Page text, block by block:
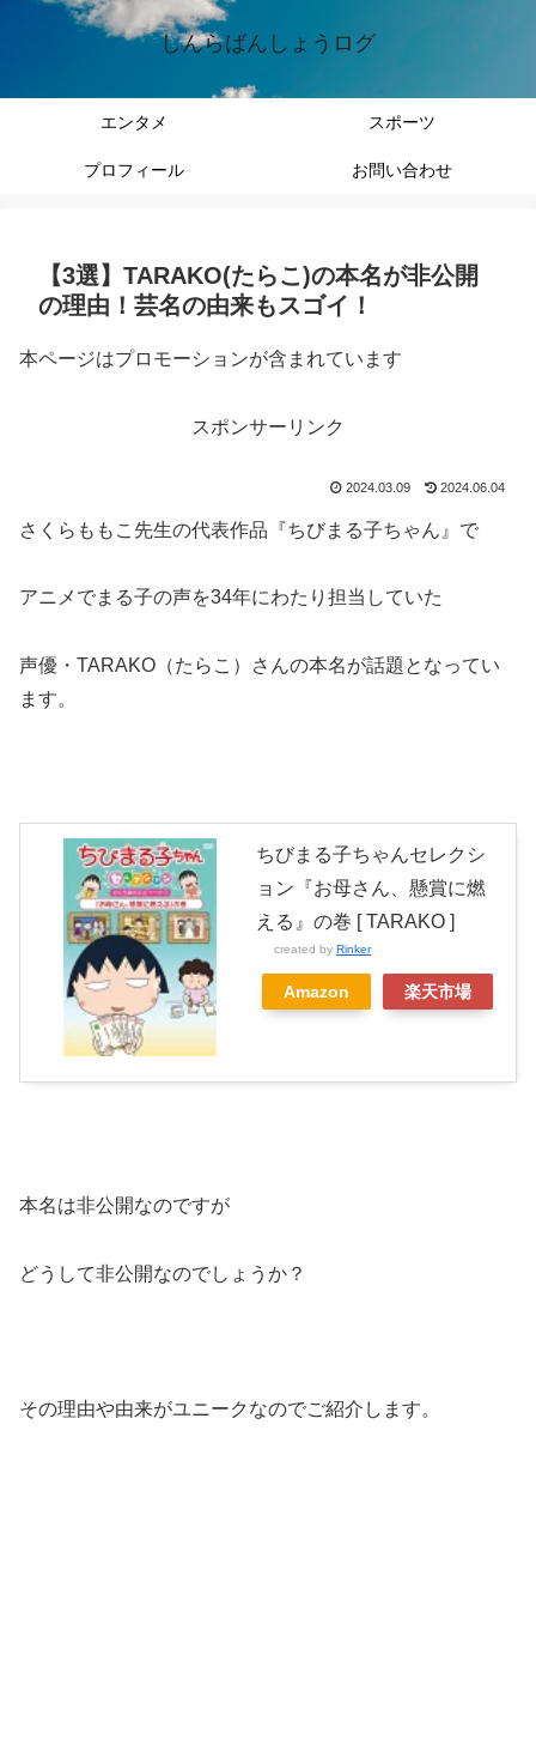
しんらばんしょうログ
エンタメ スポーツ
プロフィール お問い合わせ
【3選】TARAKO(たらこ)の本名が非公開
の理由！芸名の由来もスゴイ！
本ページはプロモーションが含まれています
スポンサーリンク
2024.03.09 2024.06.04
さくらももこ先生の代表作品『ちびまる子ちゃん』で
アニメでまる子の声を34年にわたり担当していた
声優・ TARAKO（たらこ）
さんの本名が話題となってい
ます。
ちびまる子ちゃんセレクシ
ョン『お母さん、懸賞に燃
える』の巻 [ TARAKO ]
created by Rinker
Amazon 楽天市場
本名は非公開なのですが
どうして非公開なのでしょうか？
その理由や由来がユニークなのでご紹介します。